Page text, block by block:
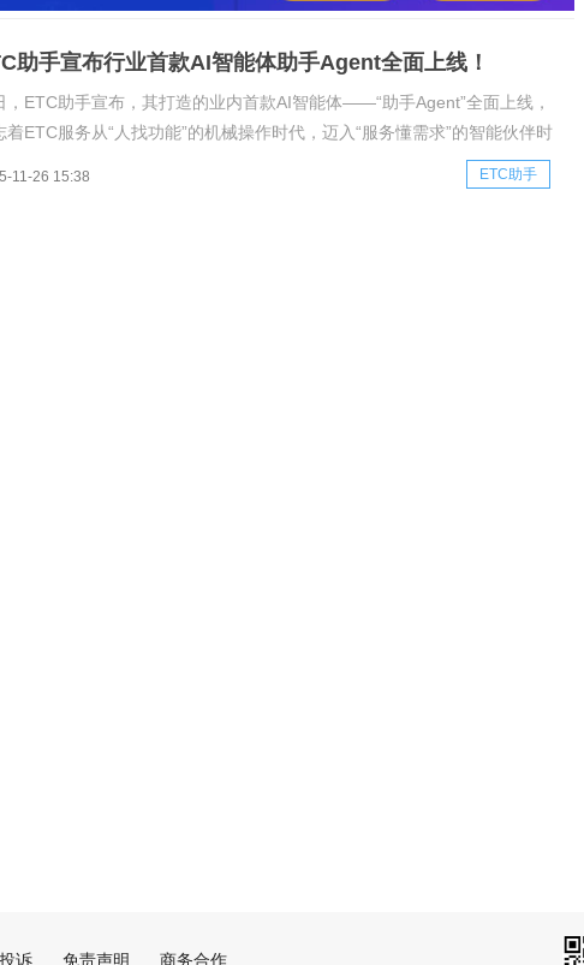
助手宣布行业首款AI智能体助手Agent全面上线！
，ETC助手宣布，其打造的业内首款AI智能体——“助手Agent”全面上线，
着ETC服务从“人找功能”的机械操作时代，迈入“服务懂需求”的智能伙伴时
自今年4月启动内测以来，该智能体已精准服务超百万用户，将传统服务
搜索查询、层层操作”的繁琐流程，革新为“你说它来做”的主动式智能体验。
11-26 15:38 ETC助手
诉 免责声明 商务合作